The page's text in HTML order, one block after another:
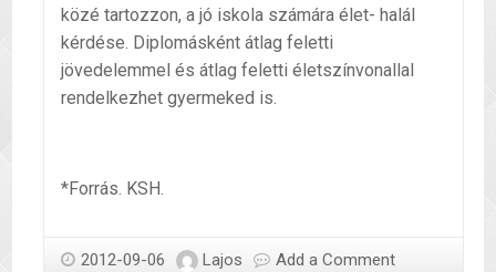
közé tartozzon, a jó iskola számára élet- halál
kérdése. Diplomásként átlag feletti
jövedelemmel és átlag feletti életszínvonallal
rendelkezhet gyermeked is.
*Forrás. KSH.
2012-09-06 Lajos Add a Comment